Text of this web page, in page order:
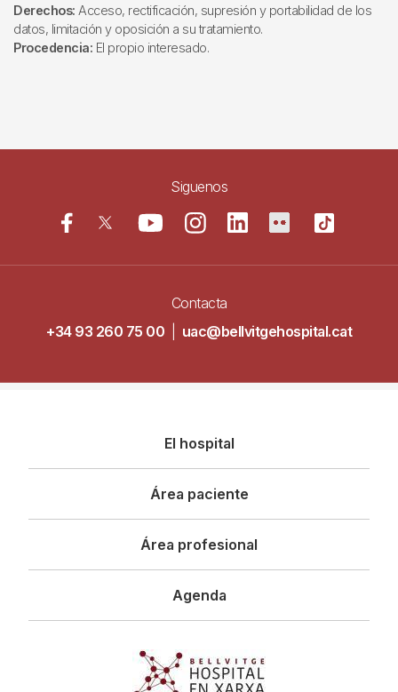
Derechos: Acceso, rectificación, supresión y portabilidad de los
datos, limitación y oposición a su tratamiento.
Procedencia: El propio interesado.
Siguenos
Contacta
+34 93 260 75 00
uac@bellvitgehospital.cat
principal
El hospital
Área paciente
Área profesional
Agenda